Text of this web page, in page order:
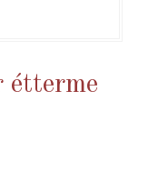
étterme